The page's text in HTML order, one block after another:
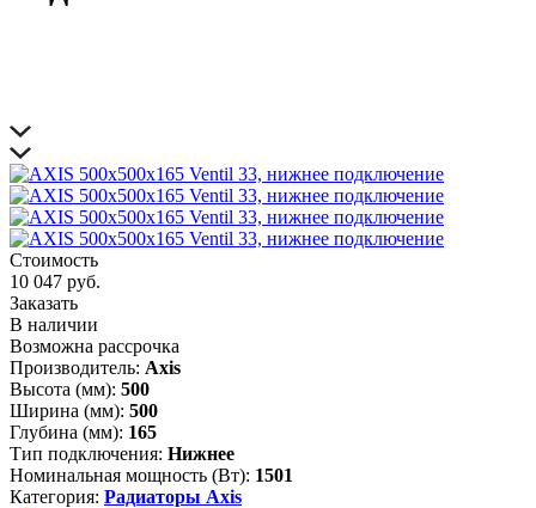
Стоимость
10 047 руб.
Заказать
В наличии
Возможна рассрочка
Производитель: Axis
Высота (мм): 500
Ширина (мм): 500
Глубина (мм): 165
Тип подключения: Нижнее
Номинальная мощность (Вт): 1501
Категория: Радиаторы Axis